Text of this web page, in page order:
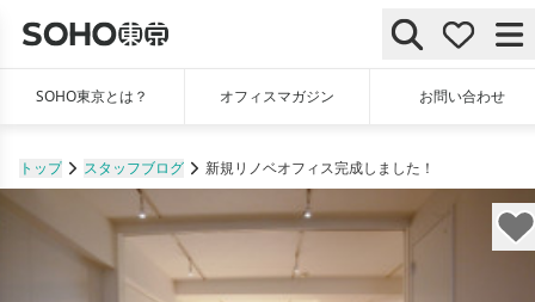
SOHO東京とは？ オフィスマガジン お問い合わせ
トップ スタッフブログ 新規リノベオフィス完成しました！